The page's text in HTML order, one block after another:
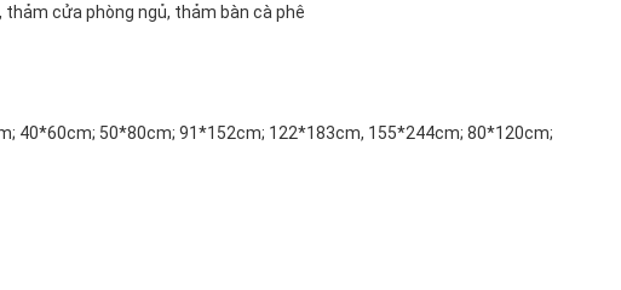
thảm cửa phòng ngủ, thảm bàn cà phê
40*60cm; 50*80cm; 91*152cm; 122*183cm, 155*244cm; 80*120cm;